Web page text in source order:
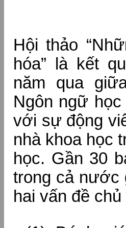
Hội thảo
hóa” là kết
năm qua
Ngôn ngữ
với sự động
nhà khoa học
học. Gần 30
trong cả nước
hai vấn đề